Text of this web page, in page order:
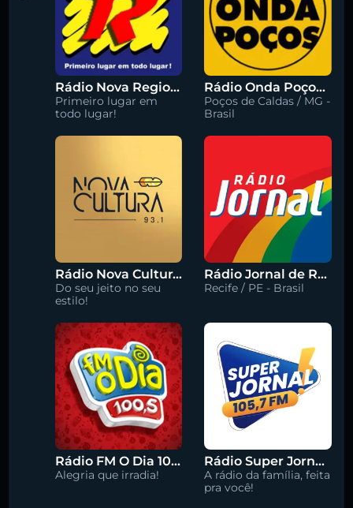
Rádio Nova Regional 91.5 FM
Primeiro lugar em
todo lugar!
Rádio Onda Poços 96.7 FM
Poços de Caldas / MG -
Brasil
Rádio Nova Cultura 93.1 FM
Do seu jeito no seu
estilo!
Rádio Jornal de Recife 90.3 FM
Recife / PE - Brasil
Rádio FM O Dia 100.5
Alegria que irradia!
Rádio Super Jornal 105.7 FM
A rádio da família, feita
pra você!